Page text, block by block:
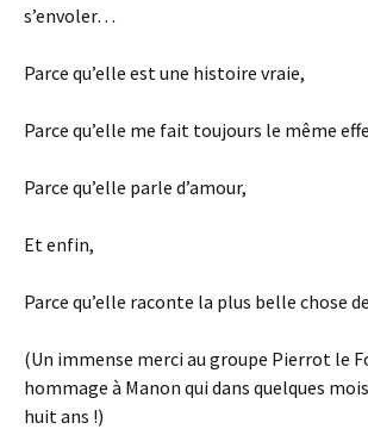
s’envoler…
Parce qu’elle est une histoire vraie,
Parce qu’elle me fait toujours le même
Parce qu’elle parle d’amour,
Et enfin,
Parce qu’elle raconte la plus belle chose
(Un immense merci au groupe Pierrot le
hommage à Manon qui dans quelques
huit ans !)